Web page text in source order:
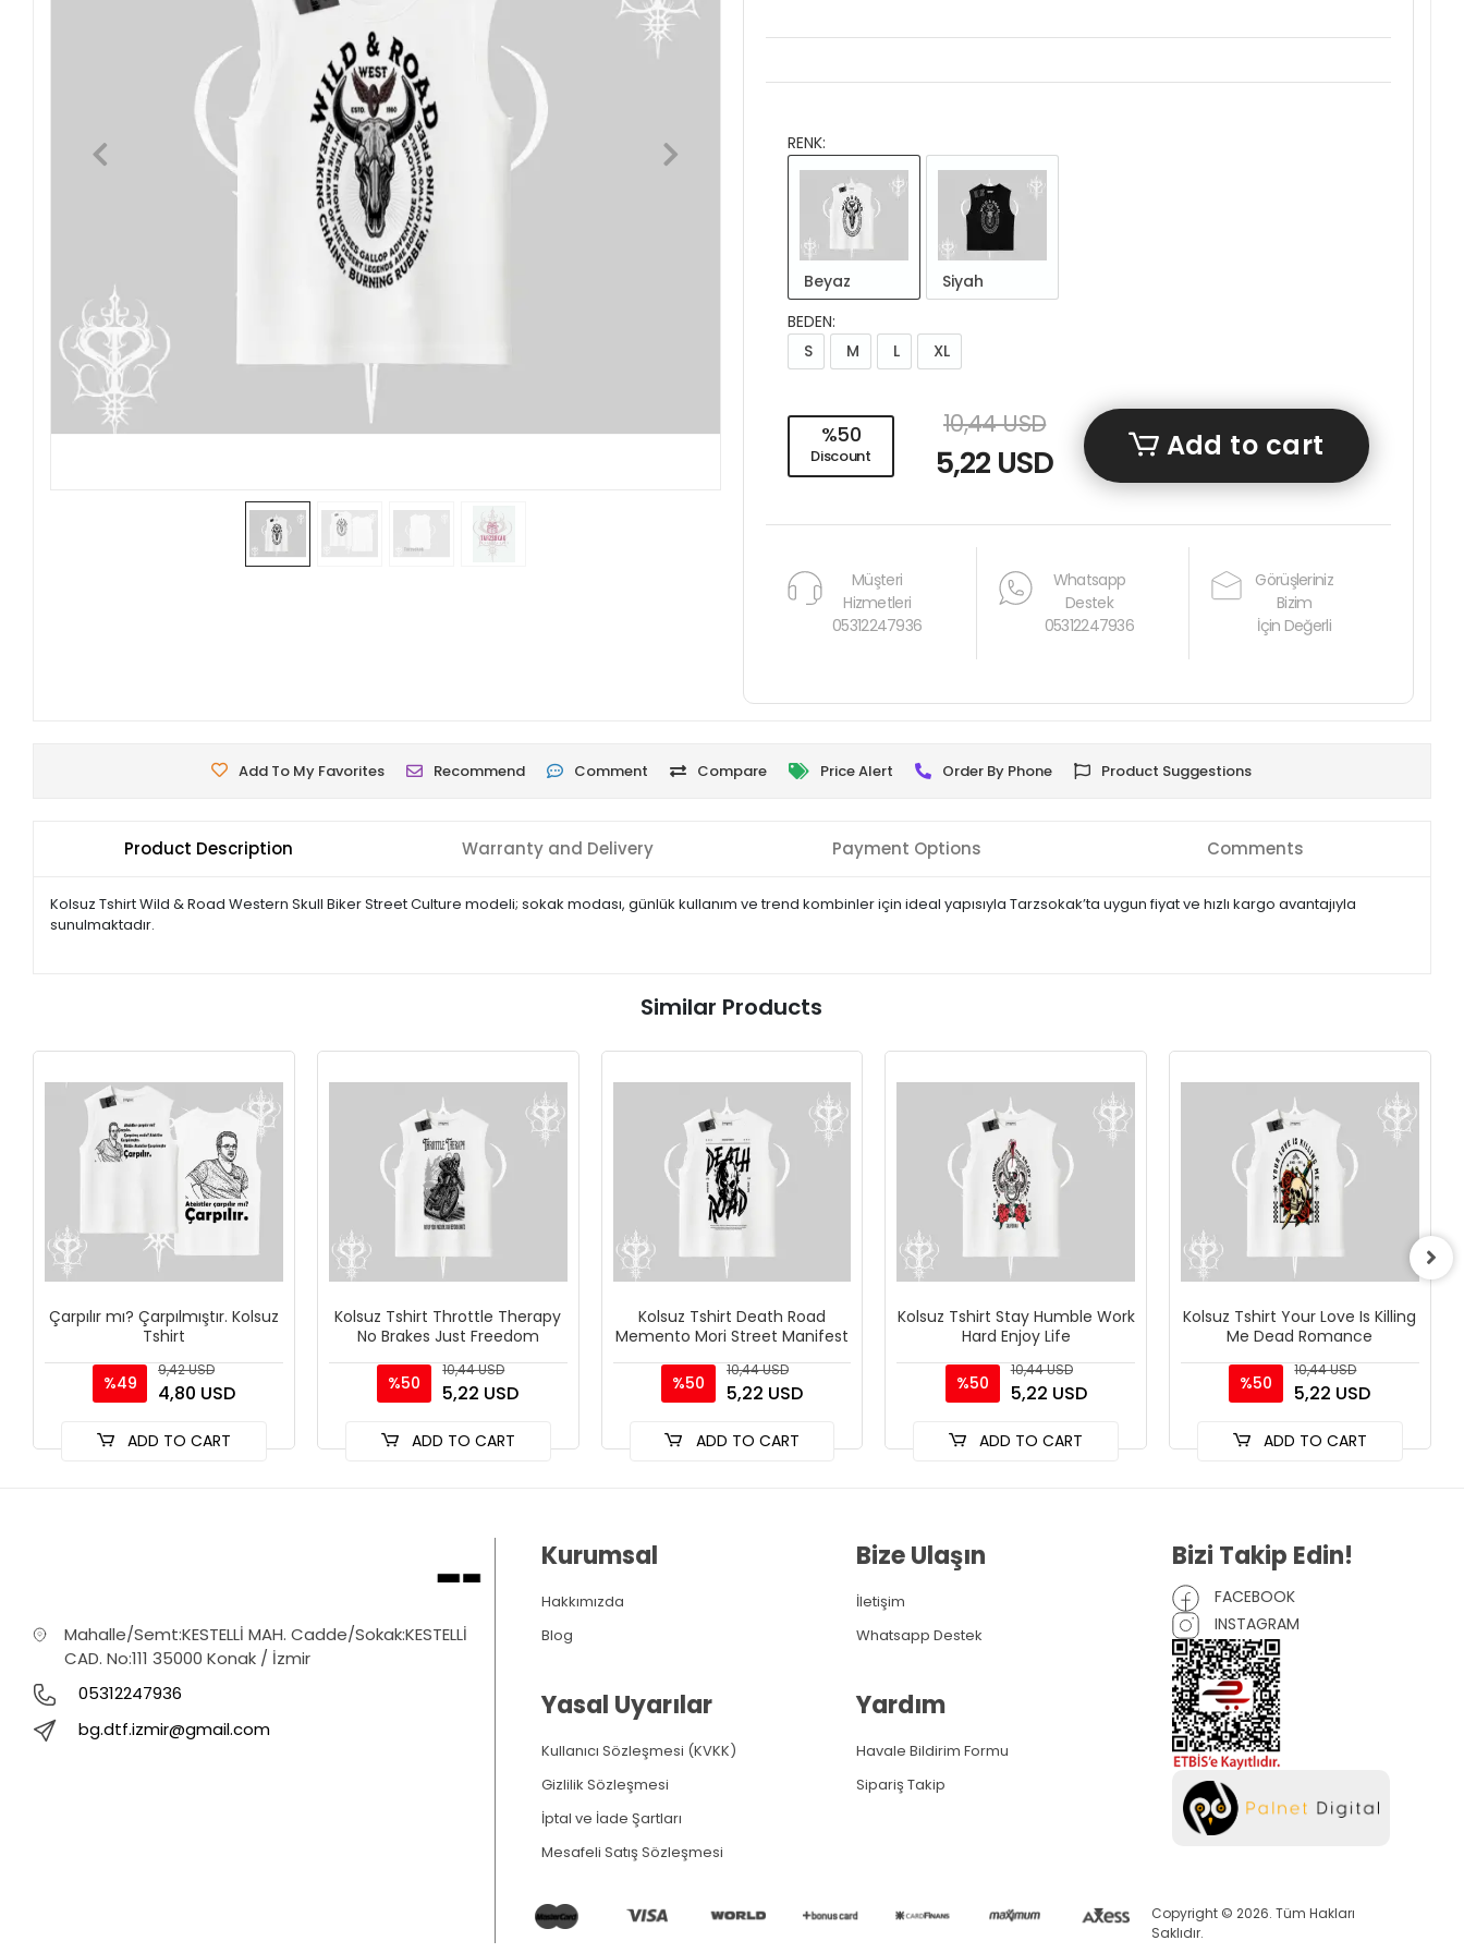
RENK:
Beyaz
Siyah
BEDEN:
S
M L XL
%50
Discount
10,44 USD
5,22 USD Add to cart
Müşteri
Hizmetleri
05312247936
Whatsapp
Destek
05312247936
Görüşleriniz
Bizim
İçin Değerli
Add To My Favorites Recommend Comment Compare Price Alert Order By Phone Product Suggestions
Product Description Warranty and Delivery Payment Options Comments
Kolsuz Tshirt Wild & Road Western Skull Biker Street Culture modeli; sokak modası, günlük kullanım ve trend kombinler için ideal yapısıyla Tarzsokak’ta uygun fiyat ve hızlı kargo avantajıyla
sunulmaktadır.
Similar Products
Çarpılır mı? Çarpılmıştır. Kolsuz
Tshirt
%49
9,42 USD
4,80 USD
ADD TO CART
Kolsuz Tshirt Throttle Therapy
No Brakes Just Freedom
%50
10,44 USD
5,22 USD
ADD TO CART
Kolsuz Tshirt Death Road
Memento Mori Street Manifest
%50
10,44 USD
5,22 USD
ADD TO CART
Kolsuz Tshirt Stay Humble Work
Hard Enjoy Life
%50
10,44 USD
5,22 USD
ADD TO CART
Kolsuz Tshirt Your Love Is Killing
Me Dead Romance
%50
10,44 USD
5,22 USD
ADD TO CART
Mahalle/Semt:KESTELLİ MAH. Cadde/Sokak:KESTELLİ
CAD. No:111 35000 Konak / İzmir
05312247936
bg.dtf.izmir@gmail.com
Kurumsal
Hakkımızda
Blog
Yasal Uyarılar
Kullanıcı Sözleşmesi (KVKK)
Gizlilik Sözleşmesi
İptal ve İade Şartları
Mesafeli Satış Sözleşmesi
Bize Ulaşın
İletişim
Whatsapp Destek
Yardım
Havale Bildirim Formu
Sipariş Takip
Bizi Takip Edin!
FACEBOOK
INSTAGRAM
Copyright © 2026. Tüm Hakları
Saklıdır.